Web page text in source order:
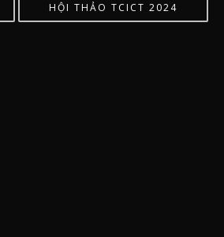
HỘI THẢO TCICT 2024